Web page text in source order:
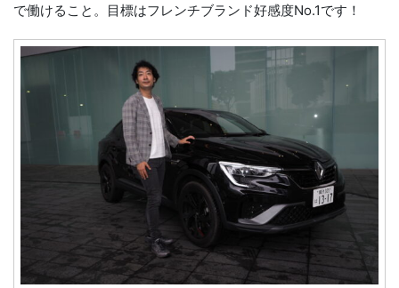
で働けること。目標はフレンチブランド好感度No.1です！